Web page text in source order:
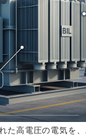
た高電圧の電気を